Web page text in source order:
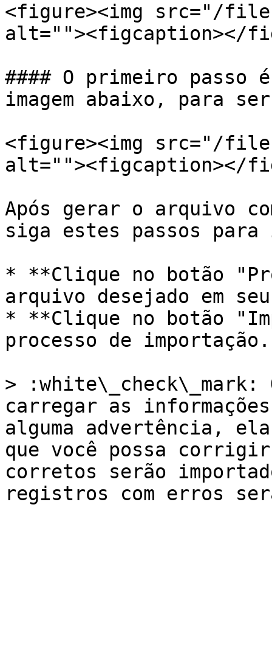
<figure><img src="/files/
alt=""><figcaption></
#### O primeiro passo
imagem abaixo, para
<figure><img src="/files/
alt=""><figcaption></
Após gerar o arquivo
siga estes passos
* **Clique no botão
arquivo desejado em
* **Clique no botão
processo de importação.
> :white\_check\_mark:
carregar as
alguma advertência,
que você possa
corretos serão